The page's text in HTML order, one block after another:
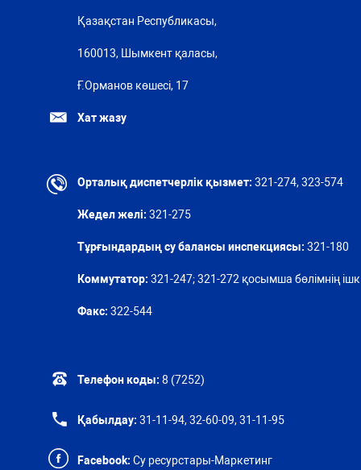
Қазақстан Республикасы,
160013, Шымкент қаласы,
Ғ.Орманов көшесі, 17
Хат жазу
Орталық диспетчерлік қызмет: 321-274, 323-574
Жедел желі: 321-275
Тұрғындардың су балансы инспекциясы: 321-180
Коммутатор: 321-247; 321-272 қосымша бөлімнің ішкі
Факс: 322-544
Телефон коды: 8 (7252)
Қабылдау: 31-11-94, 32-60-09, 31-11-95
Facebook: Су ресурстары-Маркетинг